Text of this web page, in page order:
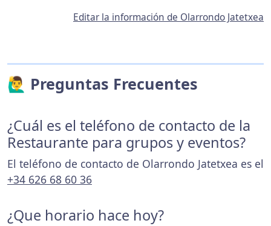
Editar la información de Olarrondo Jatetxea
🙋‍♂️ Preguntas Frecuentes
¿Cuál es el teléfono de contacto de la
Restaurante para grupos y eventos?
El teléfono de contacto de Olarrondo Jatetxea es el
+34 626 68 60 36
¿Que horario hace hoy?